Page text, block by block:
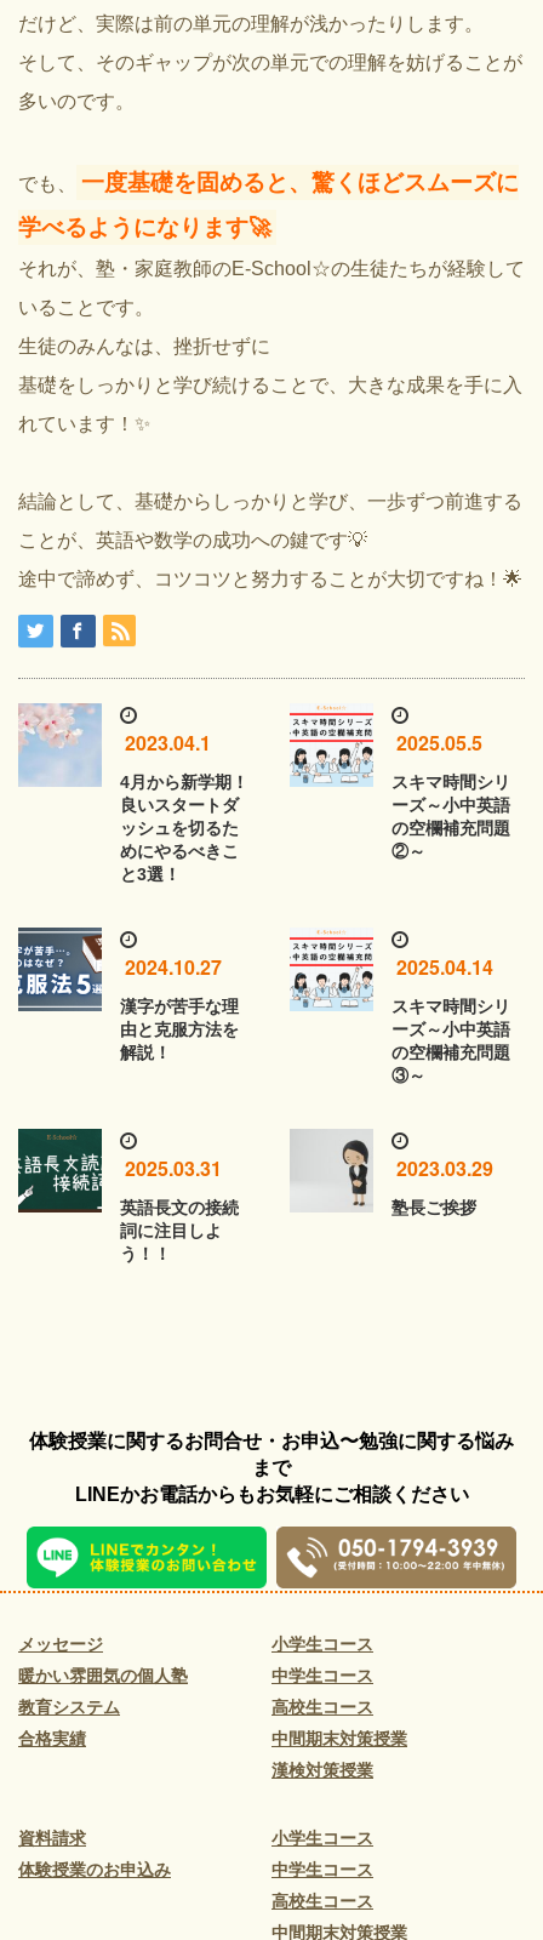
だけど、実際は前の単元の理解が浅かったりします。
そして、そのギャップが次の単元での理解を妨げることが
多いのです。
でも、
一度基礎を固めると、驚くほどスムーズに
学べるようになります🚀
それが、塾・家庭教師のE-School☆の生徒たちが経験して
いることです。
生徒のみんなは、挫折せずに
基礎をしっかりと学び続けることで、大きな成果を手に入
れています！✨
結論として、基礎からしっかりと学び、一歩ずつ前進する
ことが、英語や数学の成功への鍵です💡
途中で諦めず、コツコツと努力することが大切ですね！🌟
2023.04.1
4月から新学期！
良いスタートダ
ッシュを切るた
めにやるべきこ
と3選！
2025.05.5
スキマ時間シリ
ーズ～小中英語
の空欄補充問題
②～
2024.10.27
漢字が苦手な理
由と克服方法を
解説！
2025.04.14
スキマ時間シリ
ーズ～小中英語
の空欄補充問題
③～
2025.03.31
英語長文の接続
詞に注目しよ
う！！
2023.03.29
塾長ご挨拶
体験授業に関するお問合せ・お申込〜勉強に関する悩み
まで
LINEかお電話からもお気軽にご相談ください
メッセージ
暖かい雰囲気の個人塾
教育システム
合格実績
小学生コース
中学生コース
高校生コース
中間期末対策授業
漢検対策授業
資料請求
体験授業のお申込み
小学生コース
中学生コース
高校生コース
中間期末対策授業